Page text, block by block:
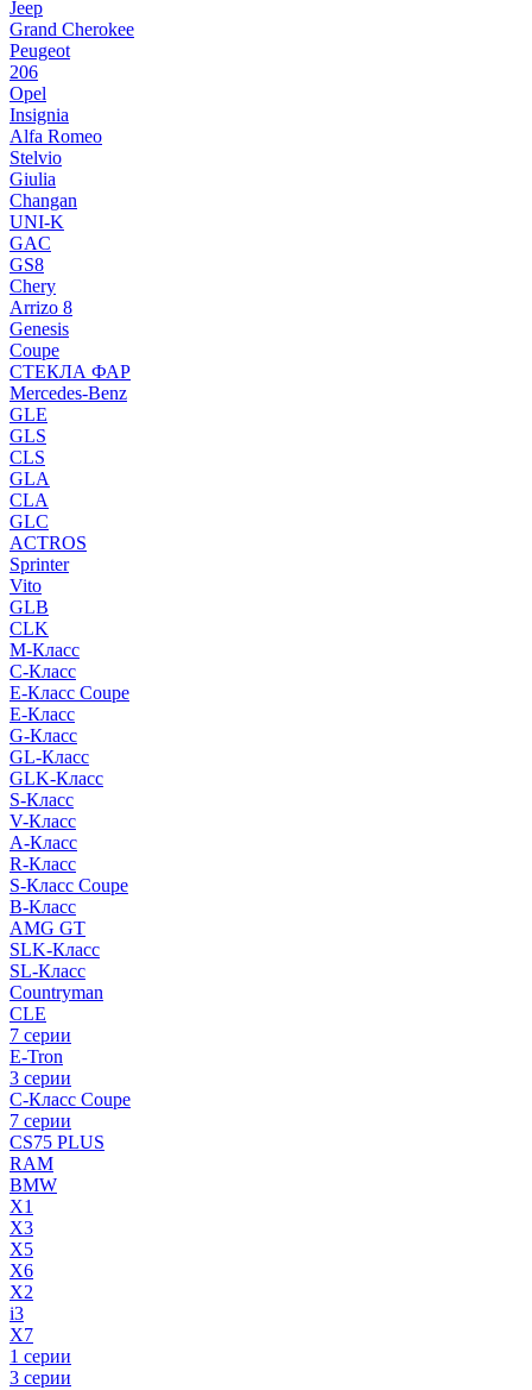
Jeep
Grand Cherokee
Peugeot
206
Opel
Insignia
Alfa Romeo
Stelvio
Giulia
Changan
UNI-K
GAC
GS8
Chery
Arrizo 8
Genesis
Coupe
СТЕКЛА ФАР
Mercedes-Benz
GLE
GLS
CLS
GLA
CLA
GLC
ACTROS
Sprinter
Vito
GLB
CLK
M-Класс
C-Класс
E-Класс Coupe
E-Класс
G-Класс
GL-Класс
GLK-Класс
S-Класс
V-Класс
A-Класс
R-Класс
S-Класс Сoupe
B-Класс
AMG GT
SLK-Класс
SL-Класс
Countryman
CLE
7 серии
E-Tron
3 серии
C-Класс Coupe
7 серии
CS75 PLUS
RAM
BMW
X1
X3
X5
X6
X2
i3
X7
1 серии
3 серии